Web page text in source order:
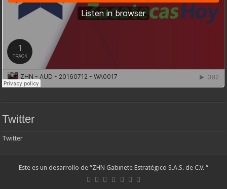
Twitter
Twitter
Este es un desarrollo de “ZHN Gabinete Estratégico S.A.S. de C.V. “